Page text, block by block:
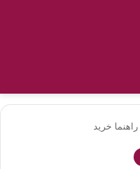
راهنما خرید